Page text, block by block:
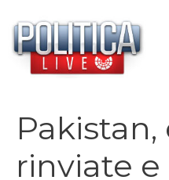
contenuto
rinviate